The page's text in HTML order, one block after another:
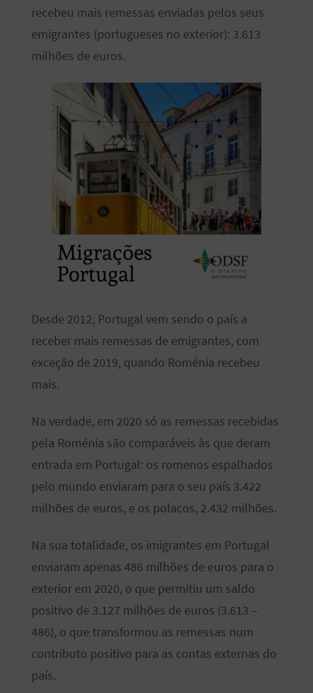
recebeu mais remessas enviadas pelos seus
emigrantes (portugueses no exterior): 3.613
milhões de euros.
Desde 2012, Portugal vem sendo o país a
receber mais remessas de emigrantes, com
exceção de 2019, quando Roménia recebeu
mais.
Na verdade, em 2020 só as remessas recebidas
pela Roménia são comparáveis às que deram
entrada em Portugal: os romenos espalhados
pelo mundo enviaram para o seu país 3.422
milhões de euros, e os polacos, 2.432 milhões.
Na sua totalidade, os imigrantes em Portugal
enviaram apenas 486 milhões de euros para o
exterior em 2020, o que permitiu um saldo
positivo de 3.127 milhões de euros (3.613 –
486), o que transformou as remessas num
contributo positivo para as contas externas do
país.